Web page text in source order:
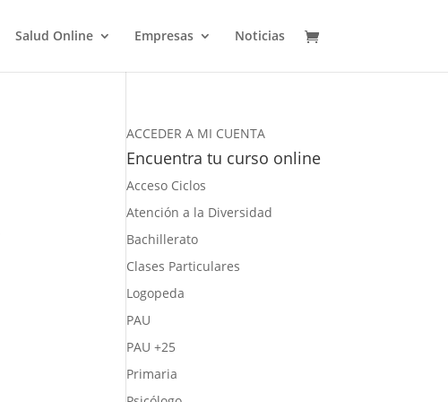
Salud Online Empresas Noticias
ACCEDER A MI CUENTA
Encuentra tu curso online
Acceso Ciclos
Atención a la Diversidad
Bachillerato
Clases Particulares
Logopeda
PAU
PAU +25
Primaria